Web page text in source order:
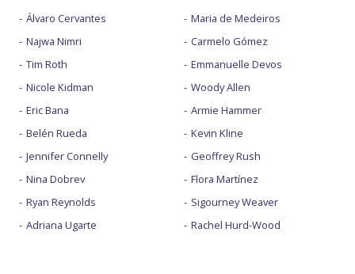
Álvaro Cervantes
Najwa Nimri
Tim Roth
Nicole Kidman
Eric Bana
Belén Rueda
Jennifer Connelly
Nina Dobrev
Ryan Reynolds
Adriana Ugarte
Maria de Medeiros
Carmelo Gómez
Emmanuelle Devos
Woody Allen
Armie Hammer
Kevin Kline
Geoffrey Rush
Flora Martínez
Sigourney Weaver
Rachel Hurd-Wood